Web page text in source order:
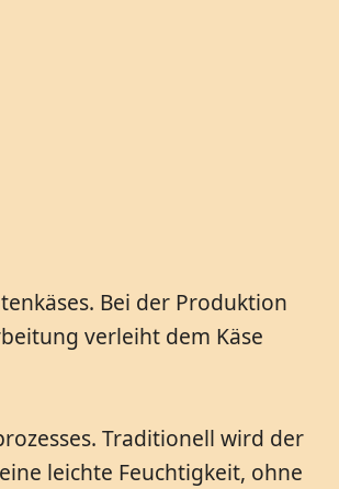
Bei der Produktion
verleiht dem Käse
Traditionell wird der
leichte Feuchtigkeit, ohne